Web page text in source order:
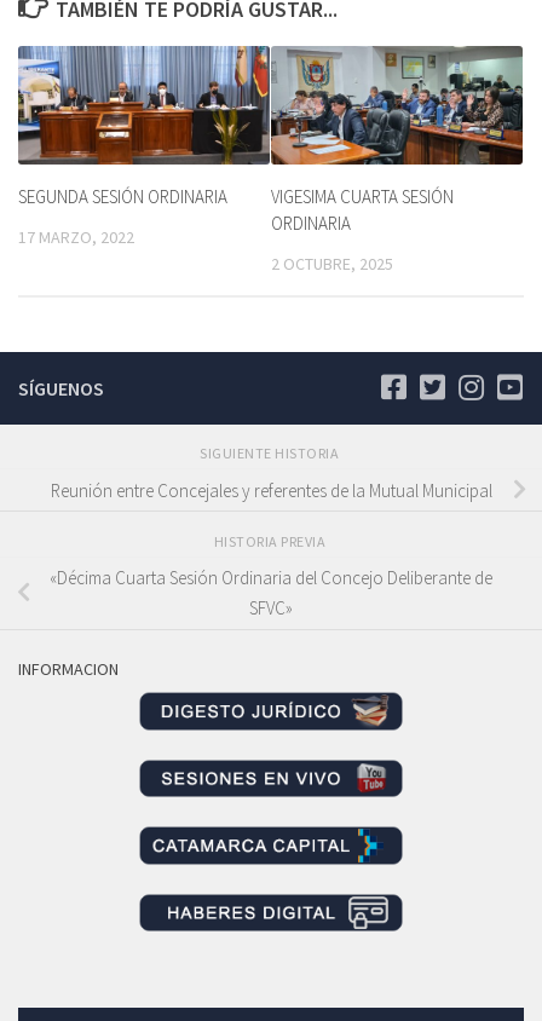
TAMBIÉN TE PODRÍA GUSTAR...
SEGUNDA SESIÓN ORDINARIA
17 MARZO, 2022
VIGESIMA CUARTA SESIÓN
ORDINARIA
2 OCTUBRE, 2025
SÍGUENOS
SIGUIENTE HISTORIA
Reunión entre Concejales y referentes de la Mutual Municipal
HISTORIA PREVIA
«Décima Cuarta Sesión Ordinaria del Concejo Deliberante de
SFVC»
INFORMACION